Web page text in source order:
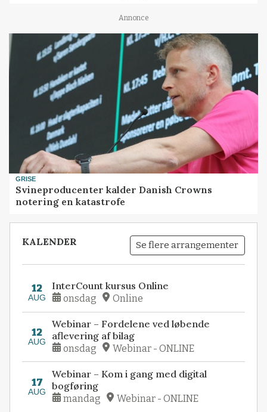
Annonce
GRISE
Svineproducenter kalder Danish Crowns
notering en katastrofe
KALENDER Se flere arrangementer
12
AUG
InterCount kursus Online
onsdag Online
12
AUG
Webinar – Fordelene ved løbende
aflevering af bilag
onsdag Webinar - ONLINE
17
AUG
Webinar – Kom i gang med digital
bogføring
mandag Webinar - ONLINE